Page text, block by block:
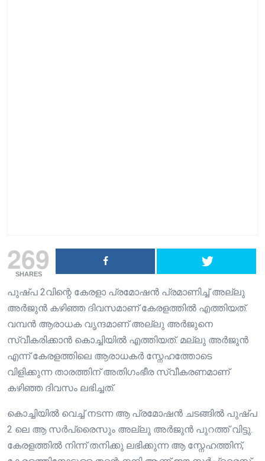
269
SHARES
പുഷ്പ 2വിന്റെ കേരളാ പ്രമോഷൻ പ്രമാണിച്ച് അല്ലു
അർജുൻ കഴിഞ്ഞ ദിവസമാണ് കേരളത്തിൽ എത്തിയത്.
വമ്പൻ ആരാധക വൃന്ദമാണ് അല്ലു അർജുനെ
സ്വീകരിക്കാൻ കൊച്ചിയിൽ എത്തിയത്. മല്ലു അർജുൻ
എന്ന് കേരളത്തിലെ ആരാധകർ സ്നേഹത്തോടെ
വിളിക്കുന്ന താരത്തിന് അതിഗംഭീര സ്വീകരണമാണ്
കഴിഞ്ഞ ദിവസം ലഭിച്ചത്.
കൊച്ചിയിൽ വെച്ച് നടന്ന ആ പ്രമോഷൻ ചടങ്ങിൽ പുഷ്പ
2 ലെ ആ സർപ്രൈസും അല്ലു അർജുൻ പുറത്ത് വിട്ടു.
കേരളത്തിൽ നിന്ന് തനിക്കു ലഭിക്കുന്ന ആ സ്നേഹത്തിന്,